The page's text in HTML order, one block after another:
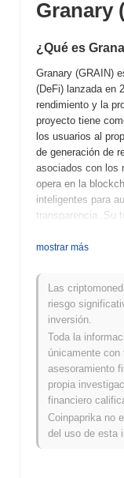
Granary
¿Qué es
Granary (GRAIN)
(DeFi) lanzada en
rendimiento y la
proyecto tiene
los usuarios al
de generación de
asociados con los
opera en la
inteligentes para
transparencia. Su
y como medio
procesos de toma
gobernanza de la
innovador en la
amigable, que
usuarios novatos
Granary como un
atendiendo a
manera segura y
¿Cuándo y
Granary se originó
mostrar más
Las
riesgo
inversión.
Toda la
únicamente
asesoramiento
propia
financiero
Coinpaprika no
del uso de esta